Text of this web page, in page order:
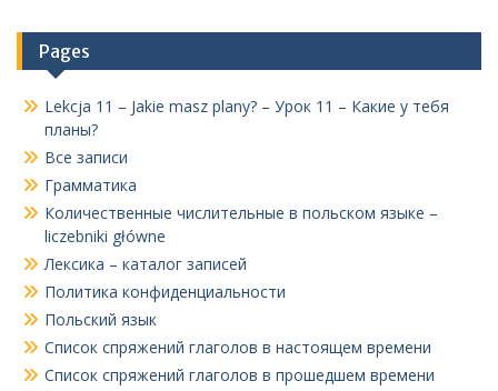
Pages
Lekcja 11 – Jakie masz plany? – Урок 11 – Какие у тебя
планы?
Все записи
Грамматика
Количественные числительные в польском языке –
liczebniki główne
Лексика – каталог записей
Политика конфиденциальности
Польский язык
Список спряжений глаголов в настоящем времени
Список спряжений глаголов в прошедшем времени